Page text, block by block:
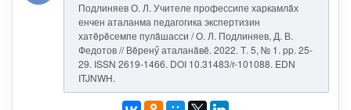
Подлиняев О. Л. Учителе профессипе харкамлăх
енчен аталанма педагогика экспертизин
хатĕрĕсемпе пулăшасси / О. Л. Подлиняев, Д. В.
Федотов // Вĕренӳ аталанăвĕ. 2022. Т. 5, № 1. pp. 25-
29. ISSN 2619-1466. DOI 10.31483/r-101088. EDN
ITJNWH.